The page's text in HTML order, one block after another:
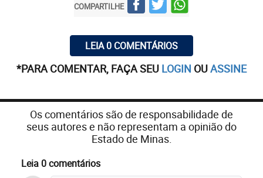
COMPARTILHE
LEIA 0 COMENTÁRIOS
*PARA COMENTAR, FAÇA SEU LOGIN OUASSINE
Os comentários são de responsabilidade de
seus autores e não representam a opinião do
Estado de Minas.
Leia 0 comentários